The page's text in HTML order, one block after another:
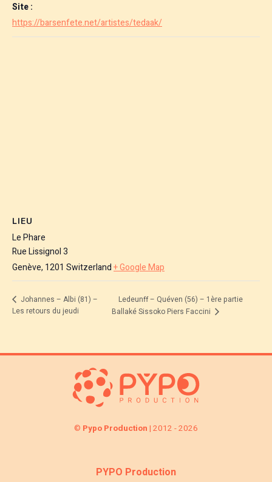
Site :
https://barsenfete.net/artistes/tedaak/
LIEU
Le Phare
Rue Lissignol 3
Genève, 1201 Switzerland+ Google Map
Johannes – Albi (81) –
Les retours du jeudi
Ledeunff – Quéven (56) – 1ère partie
Ballaké Sissoko Piers Faccini
© Pypo Production | 2012 - 2026
PYPO Production